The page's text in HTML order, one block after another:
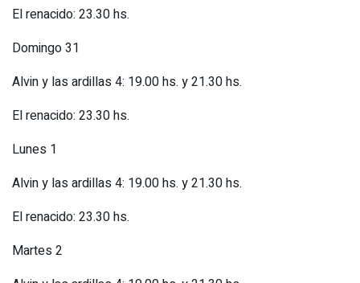
El renacido: 23.30 hs.
Domingo 31
Alvin y las ardillas 4: 19.00 hs. y 21.30 hs.
El renacido: 23.30 hs.
Lunes 1
Alvin y las ardillas 4: 19.00 hs. y 21.30 hs.
El renacido: 23.30 hs.
Martes 2